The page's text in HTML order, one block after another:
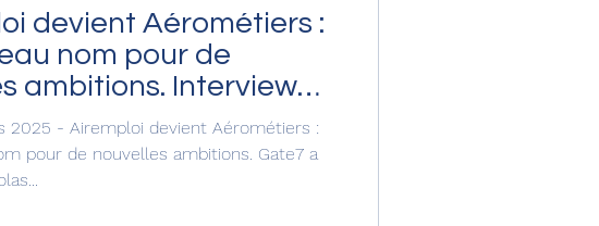
devient Aérométiers :
nom pour de
ambitions. Interview
Gros.
2025 - Airemploi devient Aérométiers :
de nouvelles ambitions. Gate7 a